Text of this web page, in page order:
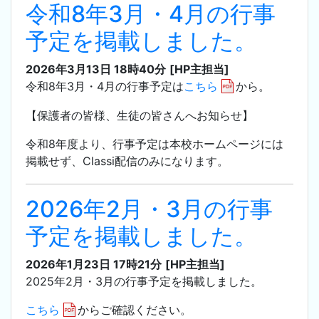
令和8年3月・4月の行事
予定を掲載しました。
2026年3月13日 18時40分 [HP主担当]
令和8年3月・4月の行事予定はこちら から。
【保護者の皆様、生徒の皆さんへお知らせ】
令和8年度より、行事予定は本校ホームページには
掲載せず、Classi配信のみになります。
2026年2月・3月の行事
予定を掲載しました。
2026年1月23日 17時21分 [HP主担当]
2025年2月・3月の行事予定を掲載しました。
こちら
からご確認ください。